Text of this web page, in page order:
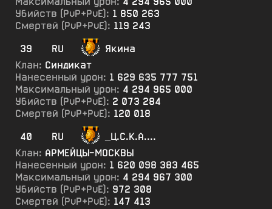
Убийств (PvP+PvE): 1 850 263
Смертей (PvP+PvE): 119 243
39
RU
Якина
Клан: Синдикат
Нанесенный урон: 1 629 635 777 751
Максимальный урон: 4 294 965 000
Убийств (PvP+PvE): 2 073 284
Смертей (PvP+PvE): 120 018
40
RU
_Ц.С.К.А....
Клан: АРМЕЙЦЫ-МОСКВЫ
Нанесенный урон: 1 620 098 383 465
Максимальный урон: 4 294 967 300
Убийств (PvP+PvE): 972 308
Смертей (PvP+PvE): 147 413